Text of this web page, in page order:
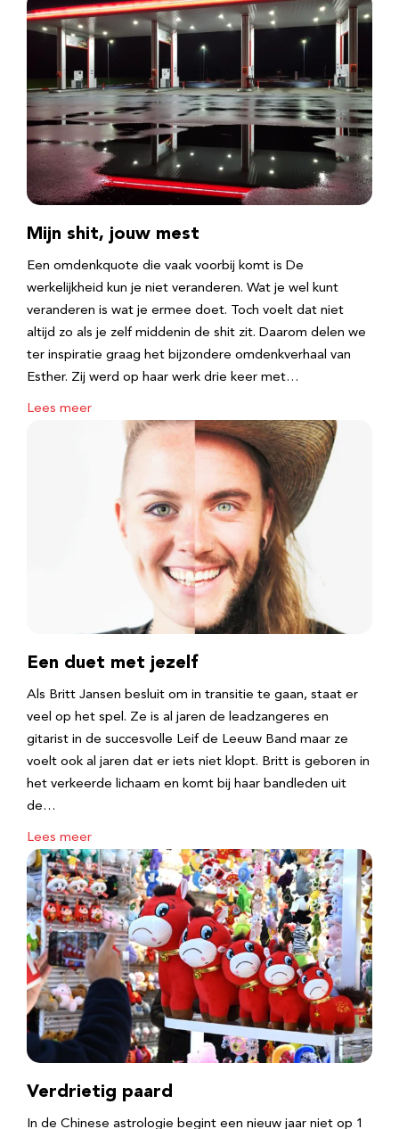
Mijn shit, jouw mest
Een omdenkquote die vaak voorbij komt is De
werkelijkheid kun je niet veranderen. Wat je wel kunt
veranderen is wat je ermee doet. Toch voelt dat niet
altijd zo als je zelf middenin de shit zit. Daarom delen we
ter inspiratie graag het bijzondere omdenkverhaal van
Esther. Zij werd op haar werk drie keer met…
Lees meer
Een duet met jezelf
Als Britt Jansen besluit om in transitie te gaan, staat er
veel op het spel. Ze is al jaren de leadzangeres en
gitarist in de succesvolle Leif de Leeuw Band maar ze
voelt ook al jaren dat er iets niet klopt. Britt is geboren in
het verkeerde lichaam en komt bij haar bandleden uit
de…
Lees meer
Verdrietig paard
In de Chinese astrologie begint een nieuw jaar niet op 1